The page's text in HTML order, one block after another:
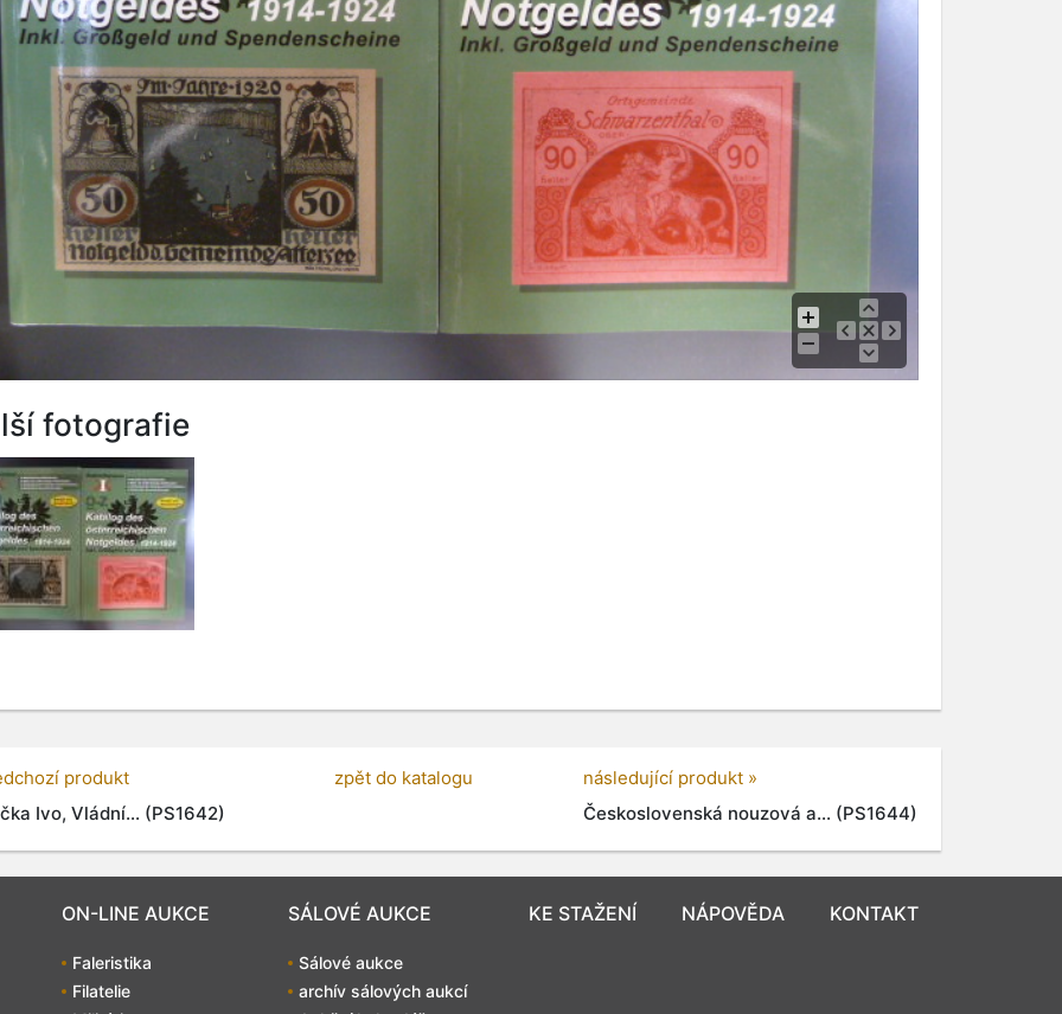
fotografie
produkt
Ivo, Vládní... (PS1642)
zpět do katalogu
následující produkt »
Československá nouzová a... (PS1644)
ON-LINE AUKCE
Faleristika
Filatelie
SÁLOVÉ AUKCE
Sálové aukce
archív sálových aukcí
KE STAŽENÍ NÁPOVĚDA KONTAKT